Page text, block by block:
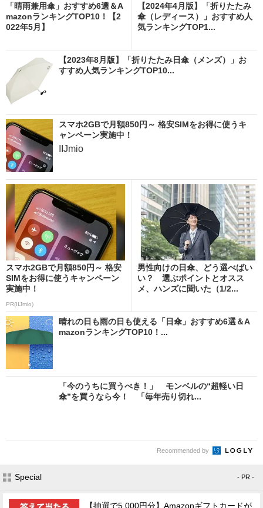
「晴雨兼用傘」おすすめ6選＆A
mazonランキングTOP10！【2
022年5月】
【2024年4月版】「折りたたみ
傘（レディース）」おすすめ人
気ランキングTOP1...
【2023年8月版】「折りたたみ日傘（メンズ）」お
すすめ人気ランキングTOP10...
スマホ2GBで月額850円～ 格安SIMをお得に使うキ
ャンペーン実施中！
IIJmio
スマホ2GBで月額850円～ 格安
SIMをお得に使うキャンペーン
実施中！
PR(IIJmio)
男性向けの日傘、どう選べばい
い？ 選ぶポイントとオスス
メ、ハンズに聞いた（1/2...
晴れの日も雨の日も使える「日傘」おすすめ6選＆A
mazonランキングTOP10！...
「今のうちに買うべき！」 モンベルの“超軽い日
傘”を買うなら今！ 「毎年売り切れ...
Recommended by
Special - PR -
【抽選で5,000円分】Amazonギフトカードが